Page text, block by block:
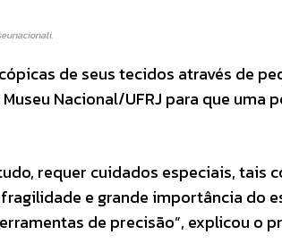
de seus tecidos através de
Nacional/UFRJ para que uma
requer cuidados especiais, tais
e grande importância do
de precisão”, explicou o